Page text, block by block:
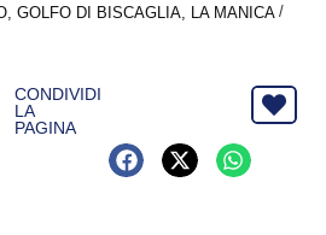
GOLFO DI BISCAGLIA, LA MANICA /
CONDIVIDI
LA
PAGINA